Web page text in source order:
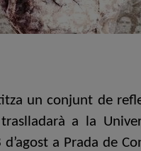
un conjunt de
a la
a Prada de